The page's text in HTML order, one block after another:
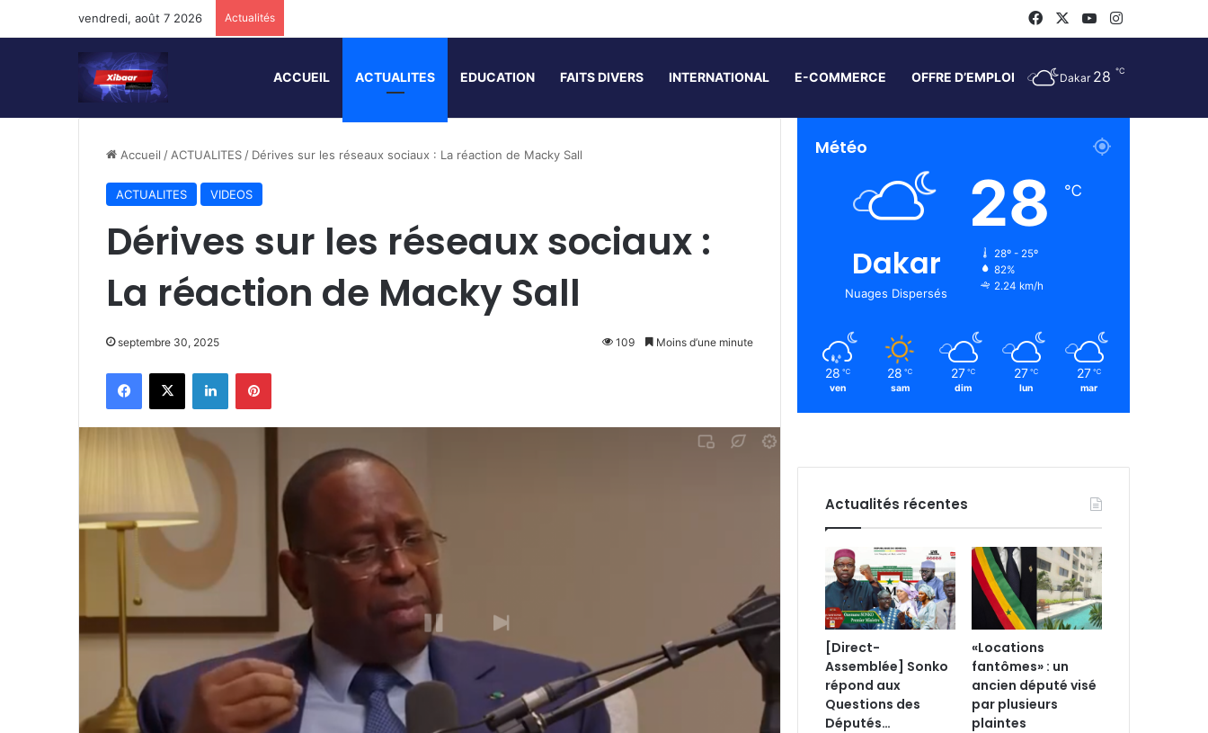
vendredi, août 7 2026 Actualités FacebookYouTubeInstagram
ACCUEIL ACTUALITES EDUCATION FAITS DIVERS INTERNATIONAL E-COMMERCE OFFRE D’EMPLOI Dakar 28 ℃
Accueil / ACTUALITES / Dérives sur les réseaux sociaux : La réaction de Macky Sall
ACTUALITES VIDEOS
Dérives sur les réseaux sociaux :
La réaction de Macky Sall
septembre 30, 2025 109 Moins d’une minute
Facebook
X LinkedinPinterest
Météo
Dakar
Nuages Dispersés
28 ℃
28º - 25º
82%
2.24 km/h
28 ℃
ven
28 ℃
sam
27 ℃
dim
27 ℃
lun
27 ℃
mar
Actualités récentes
[Direct-
Assemblée] Sonko
répond aux
Questions des
Députés…
«Locations
fantômes» : un
ancien député visé
par plusieurs
plaintes